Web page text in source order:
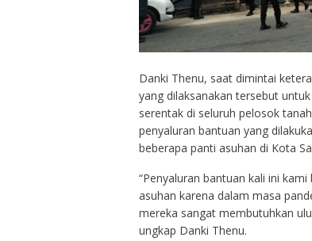
Danki Thenu, saat dimintai
yang dilaksanakan tersebut
serentak di seluruh pelosok
penyaluran bantuan yang
beberapa panti asuhan di Kota
“Penyaluran bantuan kali ini
asuhan karena dalam masa
mereka sangat membutuhkan
ungkap Danki Thenu.